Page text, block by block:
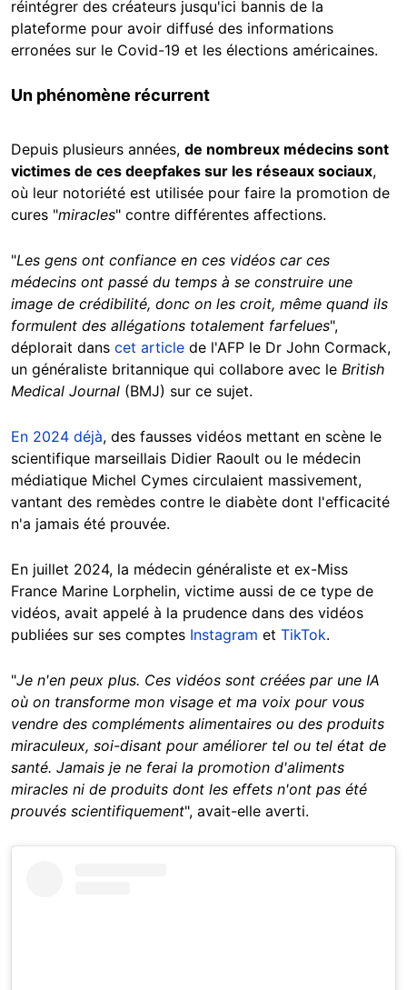
réintégrer des créateurs jusqu'ici bannis de la
plateforme pour avoir diffusé des informations
erronées sur le Covid-19 et les élections américaines.
Un phénomène récurrent
Depuis plusieurs années, de nombreux médecins sont
victimes de ces deepfakes sur les réseaux sociaux,
où leur notoriété est utilisée pour faire la promotion de
cures "miracles" contre différentes affections.
"Les gens ont confiance en ces vidéos car ces
médecins ont passé du temps à se construire une
image de crédibilité, donc on les croit, même quand ils
formulent des allégations totalement farfelues",
déplorait dans cet article de l'AFP le Dr John Cormack,
un généraliste britannique qui collabore avec le British
Medical Journal (BMJ) sur ce sujet.
En 2024 déjà, des fausses vidéos mettant en scène le
scientifique marseillais Didier Raoult ou le médecin
médiatique Michel Cymes circulaient massivement,
vantant des remèdes contre le diabète dont l'efficacité
n'a jamais été prouvée.
En juillet 2024, la médecin généraliste et ex-Miss
France Marine Lorphelin, victime aussi de ce type de
vidéos, avait appelé à la prudence dans des vidéos
publiées sur ses comptes Instagram et TikTok.
"Je n'en peux plus. Ces vidéos sont créées par une IA
où on transforme mon visage et ma voix pour vous
vendre des compléments alimentaires ou des produits
miraculeux, soi-disant pour améliorer tel ou tel état de
santé. Jamais je ne ferai la promotion d'aliments
miracles ni de produits dont les effets n'ont pas été
prouvés scientifiquement", avait-elle averti.